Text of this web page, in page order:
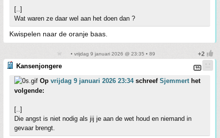
[..]
Wat waren ze daar wel aan het doen dan ?
Kwispelen naar de oranje baas.
• vrijdag 9 januari 2026 @ 23:35 • 89
Kansenjongere
Op vrijdag 9 januari 2026 23:34schreef Sjemmerthet
volgende:
[..]
Die angst is niet nodig als jij je aan de wet houd en niemand in
gevaar brengt.